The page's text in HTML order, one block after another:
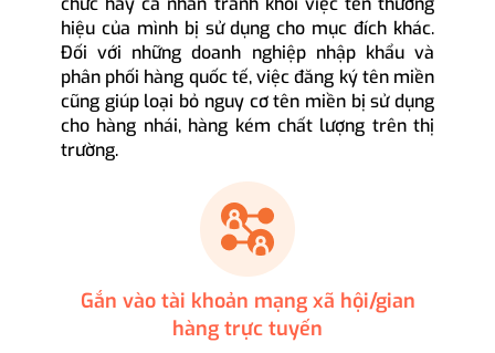
hiệu của mình bị sử dụng cho mục đích khác.
Đối với những doanh nghiệp nhập khẩu và
phân phối hàng quốc tế, việc đăng ký tên miền
cũng giúp loại bỏ nguy cơ tên miền bị sử dụng
cho hàng nhái, hàng kém chất lượng trên thị
trường.
Gắn vào tài khoản mạng xã hội/gian
hàng trực tuyến